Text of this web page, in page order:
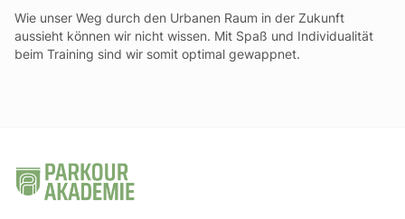
Wie unser Weg durch den Urbanen Raum in der Zukunft
aussieht können wir nicht wissen. Mit Spaß und Individualität
beim Training sind wir somit optimal gewappnet.